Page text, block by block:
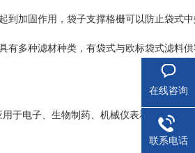
到加固作用，袋子支撑格栅可以防止袋式
有多种滤材种类，有袋式与欧标袋式滤料
于电子、生物制药、机械仪表和石化轻
在线咨询
联系电话